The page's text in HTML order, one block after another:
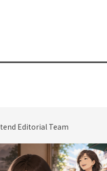
tend Editorial Team